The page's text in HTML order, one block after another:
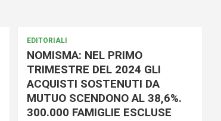
EDITORIALI
NOMISMA: NEL PRIMO
TRIMESTRE DEL 2024 GLI
ACQUISTI SOSTENUTI DA
MUTUO SCENDONO AL 38,6%.
300.000 FAMIGLIE ESCLUSE